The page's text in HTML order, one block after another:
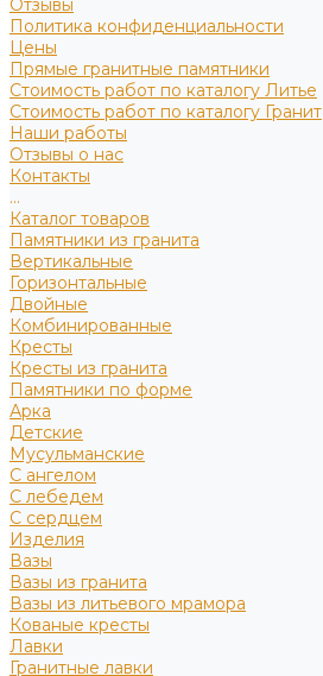
Отзывы
Политика конфиденциальности
Цены
Прямые гранитные памятники
Стоимость работ по каталогу Литье
Стоимость работ по каталогу Гранит
Наши работы
Отзывы о нас
Контакты
...
Каталог товаров
Памятники из гранита
Вертикальные
Горизонтальные
Двойные
Комбинированные
Кресты
Кресты из гранита
Памятники по форме
Арка
Детские
Мусульманские
С ангелом
С лебедем
С сердцем
Изделия
Вазы
Вазы из гранита
Вазы из литьевого мрамора
Кованые кресты
Лавки
Гранитные лавки